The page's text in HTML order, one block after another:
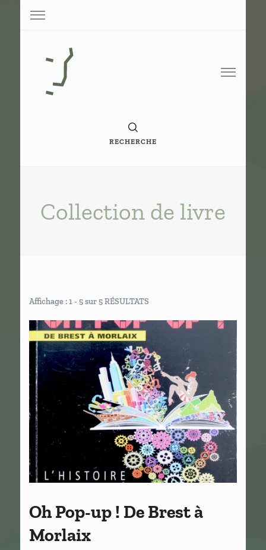
Base de conaissance de G. Vigneron
RECHERCHE
Collection de livre
Affichage : 1 - 5 sur 5 RÉSULTATS
Oh Pop-up ! De Brest à
Morlaix